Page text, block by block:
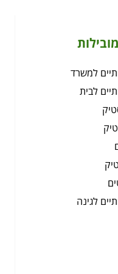
למשרד
לבית
לגינה